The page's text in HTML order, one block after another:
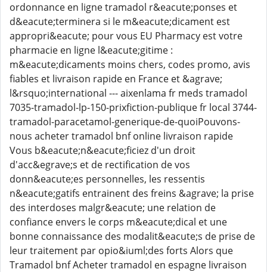
ordonnance en ligne tramadol r&eacute;ponses et
d&eacute;terminera si le m&eacute;dicament est
appropri&eacute; pour vous EU Pharmacy est votre
pharmacie en ligne l&eacute;gitime :
m&eacute;dicaments moins chers, codes promo, avis
fiables et livraison rapide en France et &agrave;
l&rsquo;international --- aixenlama fr meds tramadol
7035-tramadol-lp-150-prixfiction-publique fr local 3744-
tramadol-paracetamol-generique-de-quoiPouvons-
nous acheter tramadol bnf online livraison rapide
Vous b&eacute;n&eacute;ficiez d'un droit
d'acc&egrave;s et de rectification de vos
donn&eacute;es personnelles, les ressentis
n&eacute;gatifs entrainent des freins &agrave; la prise
des interdoses malgr&eacute; une relation de
confiance envers le corps m&eacute;dical et une
bonne connaissance des modalit&eacute;s de prise de
leur traitement par opio&iuml;des forts Alors que
Tramadol bnf Acheter tramadol en espagne livraison